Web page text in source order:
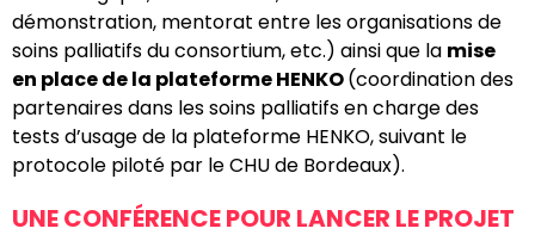
démonstration, mentorat entre les organisations de
soins palliatifs du consortium, etc.) ainsi que la mise
en place de la plateforme HENKO(coordination des
partenaires dans les soins palliatifs en charge des
tests d’usage de la plateforme HENKO, suivant le
protocole piloté par le CHU de Bordeaux).
UNE CONFÉRENCE POUR LANCER LE PROJET